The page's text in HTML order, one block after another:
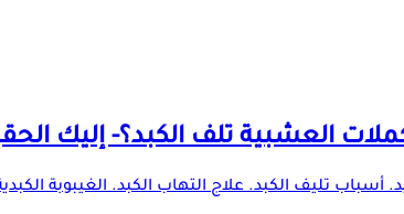
العشبية تلف الكبد؟- إليك
أسباب تليف الكبد. علاج التهاب الكبد. الغيبوبة